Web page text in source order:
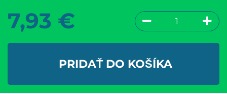
7,93 €
PRIDAŤ DO KOŠÍKA